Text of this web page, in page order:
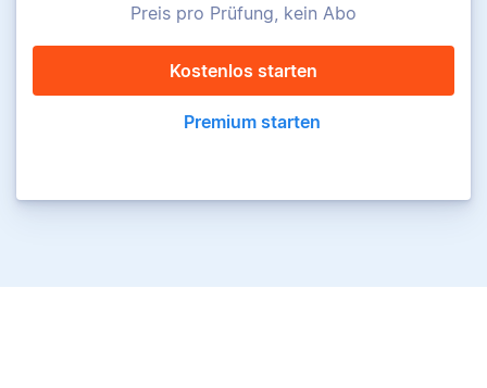
Preis pro Prüfung, kein Abo
Kostenlos starten
Premium starten